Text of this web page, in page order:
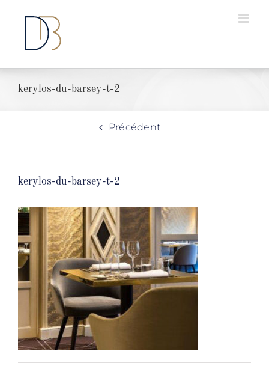
kerylos-du-barsey-t-2
Précédent
kerylos-du-barsey-t-2